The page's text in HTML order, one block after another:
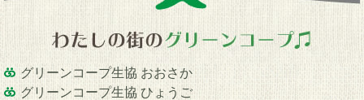
グリーンコープ生協 おおさか
グリーンコープ生協 ひょうご